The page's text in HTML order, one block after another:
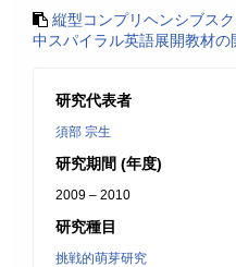
縦型コンプリヘンシブス
中スパイラル英語展開教材の
研究代表者
須部 宗生
研究期間 (年度)
2009 – 2010
研究種目
挑戦的萌芽研究